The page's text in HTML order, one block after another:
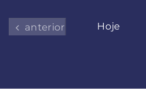
Eventos
anterior Hoje